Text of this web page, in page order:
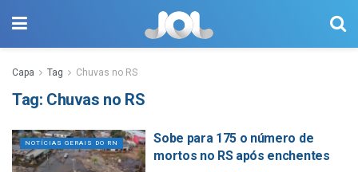
Capa Tag Chuvas no RS
Tag: Chuvas no RS
NOTÍCIAS GERAIS DO RN
Sobe para 175 o número de
mortos no RS após enchentes